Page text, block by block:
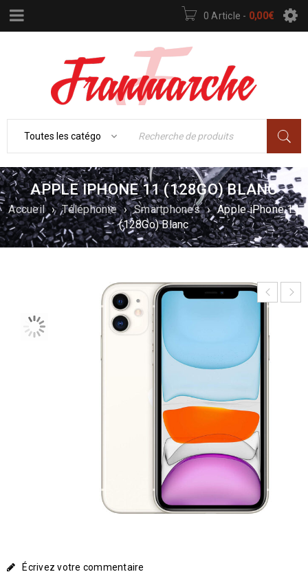
0 Article - 0,00€
APPLE IPHONE 11 (128GO) BLANC
Accueil › Téléphonie › Smartphones › Apple iPhone 11
(128Go) Blanc
Écrivez votre commentaire